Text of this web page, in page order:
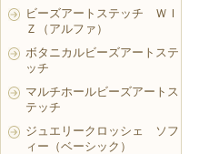
ビーズアートステッチ ＷＩ
Ｚ（アルファ）
ボタニカルビーズアートステ
ッチ
マルチホールビーズアートス
テッチ
ジュエリークロッシェ ソフ
ィー（ベーシック）